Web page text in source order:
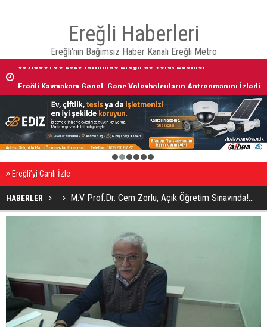
Ereğli Haberleri
Ereğli'nin Bağımsız Haber Kanalı Ereğli Metro
08 AĞUSTOS 2026 Tarihinde Ereğli’de Vefat Edenler
2 3 4 5 6
Ereğli’yi Canlı İzle
HABERLER M.V Prof.Dr. Cem Zorlu, Açık Öğretim Sınavında!...